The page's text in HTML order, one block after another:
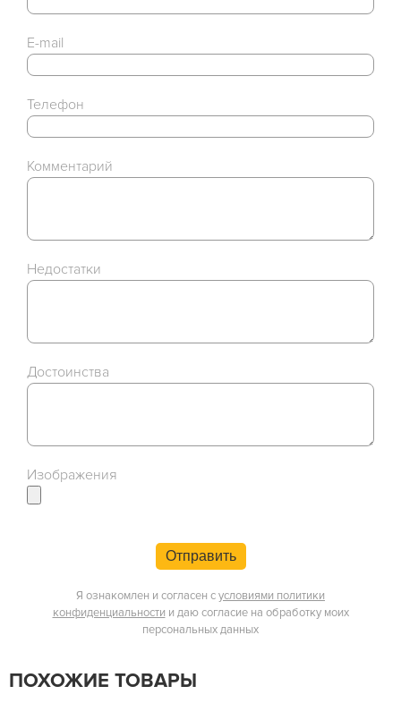
E-mail
Телефон
Комментарий
Недостатки
Достоинства
Изображения
Отправить
Я ознакомлен и согласен сусловиями политики
конфиденциальности и даю согласие на обработку моих
персональных данных
ПОХОЖИЕ ТОВАРЫ